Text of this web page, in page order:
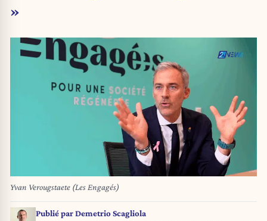
»
Yvan Verougstaete (Les Engagés)
Publié parDemetrio Scagliola